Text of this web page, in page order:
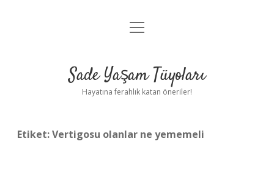
Anasayfa
Yasal Uyarı
menüyü
Sade Yaşam Tüyoları
Hayatına ferahlık katan öneriler!
Etiket:Vertigosu olanlar ne yememeli